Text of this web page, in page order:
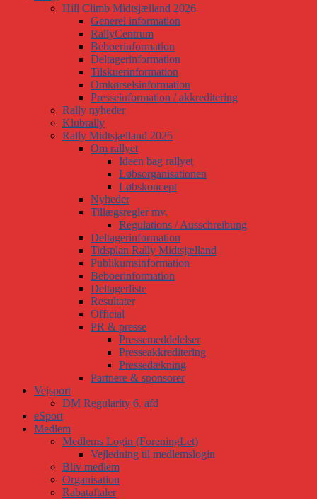
Hill Climb Midtsjælland 2026
Generel information
RallyCentrum
Beboerinformation
Deltagerinformation
Tilskuerinformation
Omkørselsinformation
Presseinformation / akkreditering
Rally nyheder
Klubrally
Rally Midtsjælland 2025
Om rallyet
Ideen bag rallyet
Løbsorganisationen
Løbskoncept
Nyheder
Tillægsregler mv.
Regulations / Ausschreibung
Deltagerinformation
Tidsplan Rally Midtsjælland
Publikumsinformation
Beboerinformation
Deltagerliste
Resultater
Official
PR & presse
Pressemeddelelser
Presseakkreditering
Pressedækning
Partnere & sponsorer
Vejsport
DM Regularity 6. afd
eSport
Medlem
Medlems Login (ForeningLet)
Vejledning til medlemslogin
Bliv medlem
Organisation
Rabataftaler